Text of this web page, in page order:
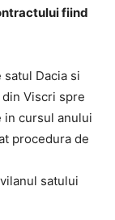
fiind
Dacia si
Viscri spre
in cursul anului
procedura de
satului